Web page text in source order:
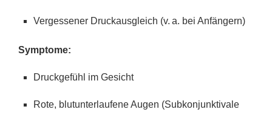
Vergessener Druckausgleich (v. a. bei Anfängern)
Symptome:
Druckgefühl im Gesicht
Rote, blutunterlaufene Augen (Subkonjunktivale